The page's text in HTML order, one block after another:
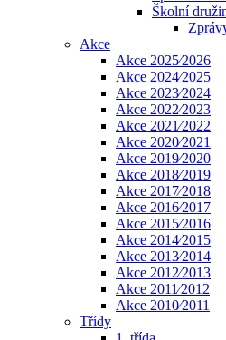
Školní
Akce
Akce 2025⁄2026
Akce 2024⁄2025
Akce 2023⁄2024
Akce 2022⁄2023
Akce 2021⁄2022
Akce 2020⁄2021
Akce 2019⁄2020
Akce 2018⁄2019
Akce 2017⁄2018
Akce 2016⁄2017
Akce 2015⁄2016
Akce 2014⁄2015
Akce 2013⁄2014
Akce 2012⁄2013
Akce 2011⁄2012
Akce 2010⁄2011
Třídy